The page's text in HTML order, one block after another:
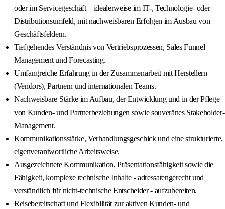
oder im Servicegeschäft – idealerweise im IT-, Technologie- oder
Distributionsumfeld, mit nachweisbaren Erfolgen im Ausbau von
Geschäftsfeldern.
Tiefgehendes Verständnis von Vertriebsprozessen, Sales Funnel
Management und Forecasting.
Umfangreiche Erfahrung in der Zusammenarbeit mit Herstellern
(Vendors), Partnern und internationalen Teams.
Nachweisbare Stärke im Aufbau, der Entwicklung und in der Pflege
von Kunden- und Partnerbeziehungen sowie souveränes Stakeholder-
Management.
Kommunikationsstärke, Verhandlungsgeschick und eine strukturierte,
eigenverantwortliche Arbeitsweise.
Ausgezeichnete Kommunikation, Präsentationsfähigkeit sowie die
Fähigkeit, komplexe technische Inhalte - adressatengerecht und
verständlich für nicht-technische Entscheider - aufzubereiten.
Reisebereitschaft und Flexibilität zur aktiven Kunden- und